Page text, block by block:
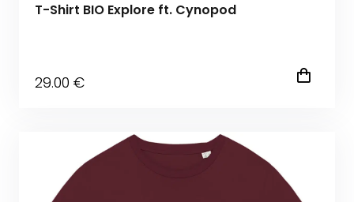
T-Shirt BIO Explore ft. Cynopod
29.00 €